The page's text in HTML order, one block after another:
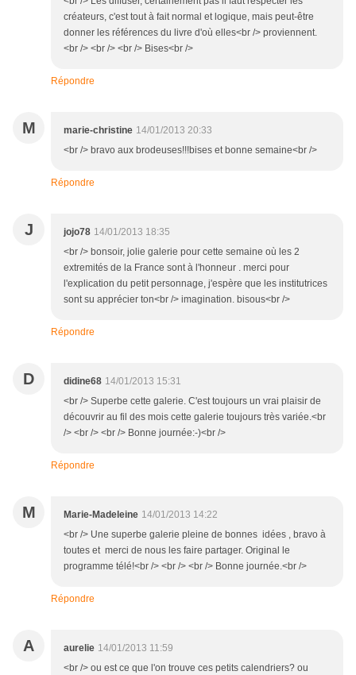
créateurs, c'est tout à fait normal et logique, mais peut-être
donner les références du livre d'où elles<br /> proviennent.
<br /> <br /> <br /> Bises<br />
Répondre
M marie-christine 14/01/2013 20:33
<br /> bravo aux brodeuses!!!bises et bonne semaine<br />
Répondre
J jojo78 14/01/2013 18:35
<br /> bonsoir, jolie galerie pour cette semaine où les 2
extremités de la France sont à l'honneur . merci pour
l'explication du petit personnage, j'espère que les institutrices
sont su apprécier ton<br /> imagination. bisous<br />
Répondre
D didine68 14/01/2013 15:31
<br /> Superbe cette galerie. C'est toujours un vrai plaisir de
découvrir au fil des mois cette galerie toujours très variée.<br
/> <br /> <br /> Bonne journée:-)<br />
Répondre
M Marie-Madeleine 14/01/2013 14:22
<br /> Une superbe galerie pleine de bonnes idées , bravo à
toutes et merci de nous les faire partager. Original le
programme télé!<br /> <br /> <br /> Bonne journée.<br />
Répondre
A aurelie 14/01/2013 11:59
<br /> ou est ce que l'on trouve ces petits calendriers? ou